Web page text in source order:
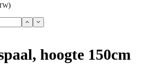
)
hoogte 150cm